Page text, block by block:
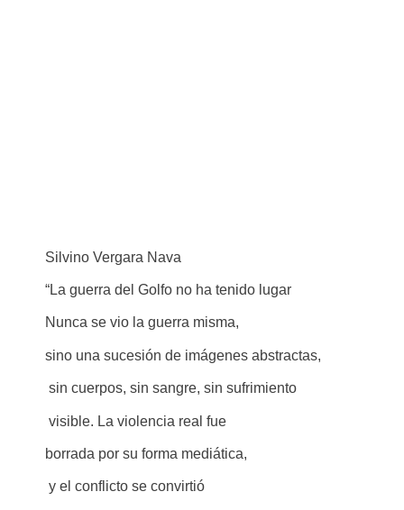
Silvino Vergara Nava
“La guerra del Golfo no ha tenido lugar
Nunca se vio la guerra misma,
sino una sucesión de imágenes abstractas,
sin cuerpos, sin sangre, sin sufrimiento
visible. La violencia real fue
borrada por su forma mediática,
y el conflicto se convirtió